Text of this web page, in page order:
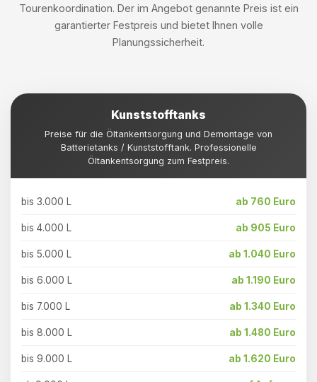
Tourenkoordination. Der im Angebot genannte Preis ist ein
garantierter Festpreis und bietet Ihnen volle
Planungssicherheit.
Kunststofftanks
Preise für die Öltankentsorgung und Demontage von
Batterietanks / Kunststofftank. Professionelle
Öltankentsorgung zum Festpreis.
bis 3.000 L ab 760 Euro
bis 4.000 L ab 905 Euro
bis 5.000 L ab 1.040 Euro
bis 6.000 L ab 1.190 Euro
bis 7.000 L ab 1.340 Euro
bis 8.000 L ab 1.480 Euro
bis 9.000 L ab 1.620 Euro